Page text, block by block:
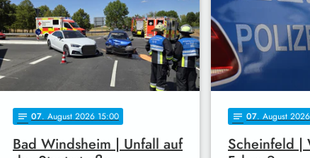
notes 07. August 2026 15:00
Bad Windsheim | Unfall auf
notes 07. August
Scheinfeld |